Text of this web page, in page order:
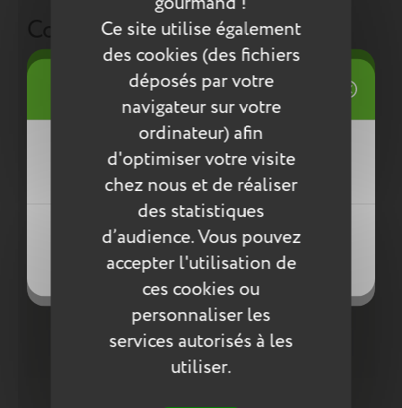
Ce site utilise également
des cookies (des fichiers
déposés par votre
navigateur sur votre
ordinateur) afin
d'optimiser votre visite
chez nous et de réaliser
des statistiques
d’audience. Vous pouvez
accepter l'utilisation de
ces cookies ou
personnaliser les
services autorisés à les
utiliser.
Compléter la collection
Mes listes d'envies
Créer une nouvelle liste
((title))
((cancelText))
((createText))
Connexion
Vous devez être connecté pour ajouter
des produits à votre liste d'envies.
((cancelText))
((loginText))